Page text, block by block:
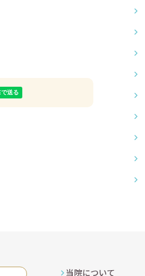
当院について